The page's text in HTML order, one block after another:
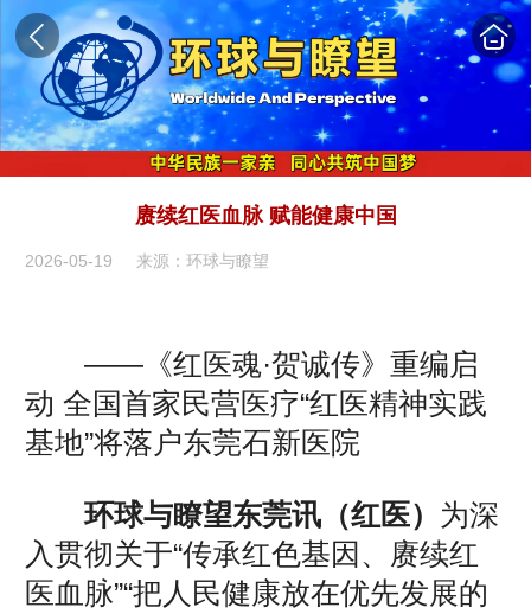
赓续红医血脉 赋能健康中国
2026-05-19 来源：环球与瞭望
——《红医魂·贺诚传》重编启
动 全国首家民营医疗“红医精神实践
基地”将落户东莞石新医院
环球与瞭望东莞讯（红医） 为深
入贯彻关于“传承红色基因、赓续红
医血脉”“把人民健康放在优先发展的